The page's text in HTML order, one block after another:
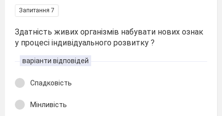
Запитання 7
Здатність живих організмів набувати нових ознак
у процесі індивідуального розвитку ?
варіанти відповідей
Спадковість
Мінливість